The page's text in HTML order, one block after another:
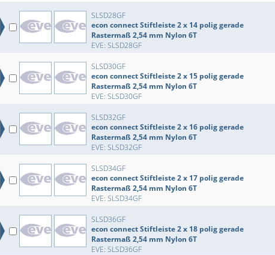
SLSD28GF
econ connect Stiftleiste 2 x 14 polig gerade
Rastermaß 2,54 mm Nylon 6T
EVE: SLSD28GF
SLSD30GF
econ connect Stiftleiste 2 x 15 polig gerade
Rastermaß 2,54 mm Nylon 6T
EVE: SLSD30GF
SLSD32GF
econ connect Stiftleiste 2 x 16 polig gerade
Rastermaß 2,54 mm Nylon 6T
EVE: SLSD32GF
SLSD34GF
econ connect Stiftleiste 2 x 17 polig gerade
Rastermaß 2,54 mm Nylon 6T
EVE: SLSD34GF
SLSD36GF
econ connect Stiftleiste 2 x 18 polig gerade
Rastermaß 2,54 mm Nylon 6T
EVE: SLSD36GF